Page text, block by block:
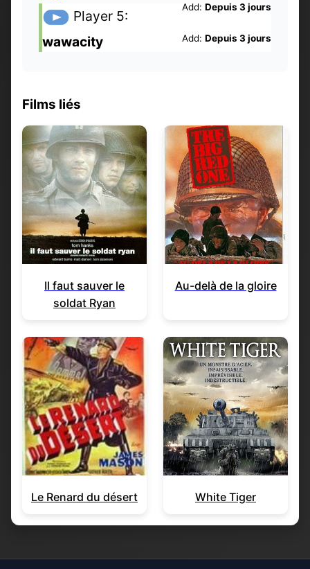
Add: Depuis 3 jours
Player 5:
wawacity
Add: Depuis 3 jours
Films liés
Il faut sauver le
soldat Ryan
Au-delà de la gloire
Le Renard du désert White Tiger